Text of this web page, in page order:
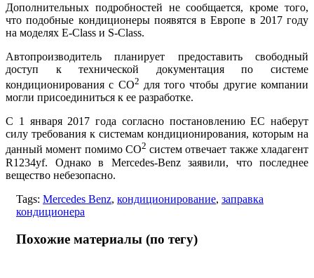
Дополнительных подробностей не сообщается, кроме того,
что подобные кондиционеры появятся в Европе в 2017 году
на моделях E-Class и S-Class.
Автопроизводитель планирует предоставить свободный
доступ к технической документация по системе
кондиционирования с CO2 для того чтобы другие компании
могли присоединиться к ее разработке.
С 1 января 2017 года согласно постановлению ЕС наберут
силу требования к системам кондиционирования, которым на
данный момент помимо CO2 систем отвечает также хладагент
R1234yf. Однако в Mercedes-Benz заявили, что последнее
вещество небезопасно.
Tags: Mercedes Benz, кондиционирование, заправка
кондиционера
Похожие материалы (по тегу)